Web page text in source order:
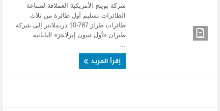
شركة بوينج الأمريكية العملاقة لصناعة
الطائرات تسليم أول طائرة من ثلاث
طائرات طراز 787-10 دريملاينر إلى شركة
طيران «أول نيبون إيرلاينز» اليابانية.
إقرأ المزيد